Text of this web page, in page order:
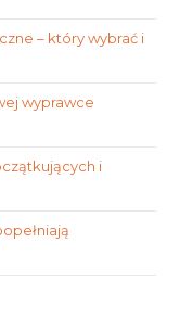
– który wybrać i
wyprawce
i